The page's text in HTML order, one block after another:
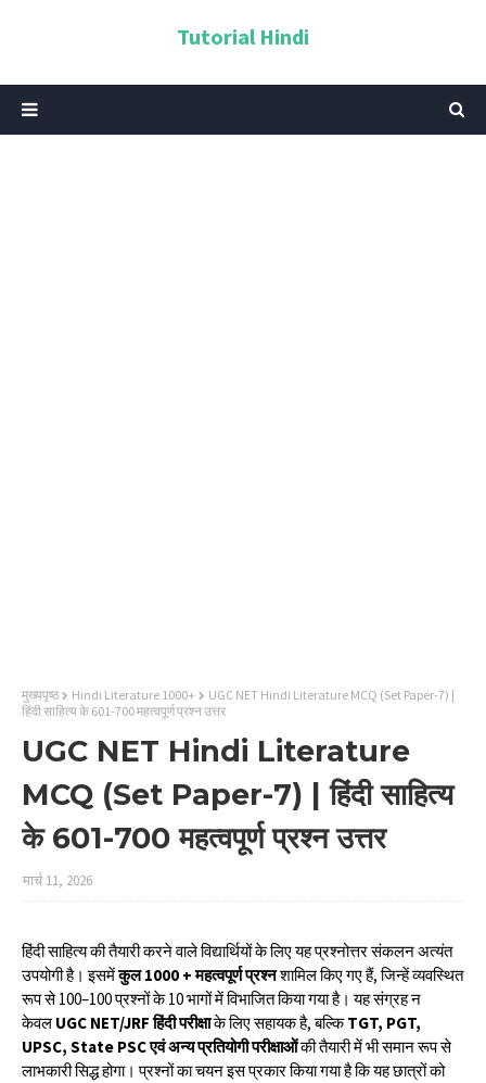
Tutorial Hindi
मुख्यपृष्ठ Hindi Literature 1000+
UGC NET Hindi Literature MCQ (Set Paper-7) |
हिंदी साहित्य के 601-700 महत्वपूर्ण प्रश्न उत्तर
UGC NET Hindi Literature
MCQ (Set Paper-7) | हिंदी साहित्य
के 601-700 महत्वपूर्ण प्रश्न उत्तर
मार्च 11, 2026
हिंदी साहित्य की तैयारी करने वाले विद्यार्थियों के लिए यह प्रश्नोत्तर संकलन अत्यंत
उपयोगी है। इसमेंकुल 1000 + महत्वपूर्ण प्रश्नशामिल किए गए हैं, जिन्हें व्यवस्थित
रूप से 100–100 प्रश्नों के 10 भागों में विभाजित किया गया है। यह संग्रह न
केवल UGC NET/JRF हिंदी परीक्षाके लिए सहायक है, बल्किTGT, PGT,
UPSC, State PSC एवं अन्य प्रतियोगी परीक्षाओंकी तैयारी में भी समान रूप से
लाभकारी सिद्ध होगा। प्रश्नों का चयन इस प्रकार किया गया है कि यह छात्रों को